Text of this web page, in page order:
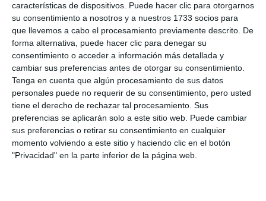
características de dispositivos. Puede hacer clic para otorgarnos
su consentimiento a nosotros y a nuestros 1733 socios para
que llevemos a cabo el procesamiento previamente descrito. De
forma alternativa, puede hacer clic para denegar su
consentimiento o acceder a información más detallada y
cambiar sus preferencias antes de otorgar su consentimiento.
Tenga en cuenta que algún procesamiento de sus datos
personales puede no requerir de su consentimiento, pero usted
tiene el derecho de rechazar tal procesamiento. Sus
preferencias se aplicarán solo a este sitio web. Puede cambiar
sus preferencias o retirar su consentimiento en cualquier
momento volviendo a este sitio y haciendo clic en el botón
"Privacidad" en la parte inferior de la página web.